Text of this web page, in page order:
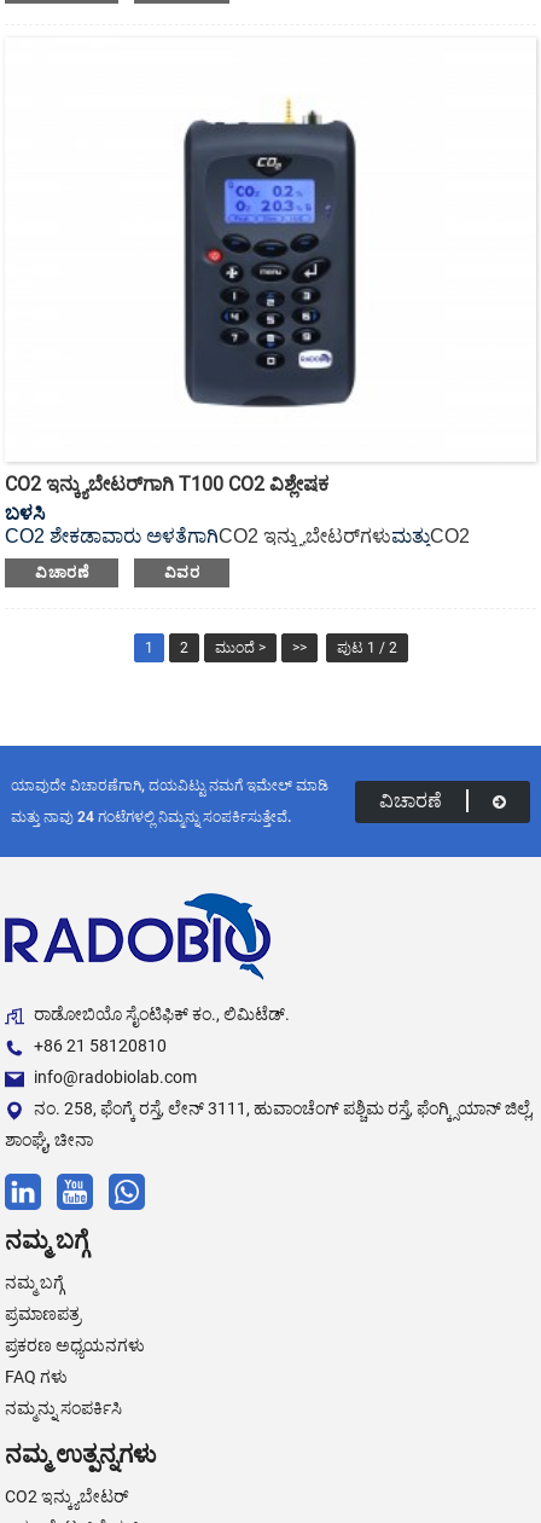
CO2 ಇನ್ಕ್ಯುಬೇಟರ್‌ಗಾಗಿ T100 CO2 ವಿಶ್ಲೇಷಕ
ಬಳಸಿ
CO2 ಶೇಕಡಾವಾರು ಅಳತೆಗಾಗಿCO2 ಇನ್ಕ್ಯುಬೇಟರ್‌ಗಳುಮತ್ತುCO2
ಇನ್ಕ್ಯುಬೇಟರ್ ಶೇಕರ್‌ಗಳು.
ವಿಚಾರಣೆ ವಿವರ
1 2 ಮುಂದೆ > >> ಪುಟ 1 / 2
ಯಾವುದೇ ವಿಚಾರಣೆಗಾಗಿ, ದಯವಿಟ್ಟು ನಮಗೆ ಇಮೇಲ್ ಮಾಡಿ
ಮತ್ತು ನಾವು 24 ಗಂಟೆಗಳಲ್ಲಿ ನಿಮ್ಮನ್ನು ಸಂಪರ್ಕಿಸುತ್ತೇವೆ.
ವಿಚಾರಣೆ
ರಾಡೋಬಿಯೊ ಸೈಂಟಿಫಿಕ್ ಕಂ., ಲಿಮಿಟೆಡ್.
+86 21 58120810
info@radobiolab.com
ನಂ. 258, ಫೆಂಗ್ಕೆ ರಸ್ತೆ, ಲೇನ್ 3111, ಹುವಾಂಚೆಂಗ್ ಪಶ್ಚಿಮ ರಸ್ತೆ, ಫೆಂಗ್ಕ್ಸಿಯಾನ್ ಜಿಲ್ಲೆ,
ಶಾಂಘೈ, ಚೀನಾ
ನಮ್ಮ ಬಗ್ಗೆ
ನಮ್ಮ ಬಗ್ಗೆ
ಪ್ರಮಾಣಪತ್ರ
ಪ್ರಕರಣ ಅಧ್ಯಯನಗಳು
FAQ ಗಳು
ನಮ್ಮನ್ನು ಸಂಪರ್ಕಿಸಿ
ನಮ್ಮ ಉತ್ಪನ್ನಗಳು
CO2 ಇನ್ಕ್ಯುಬೇಟರ್